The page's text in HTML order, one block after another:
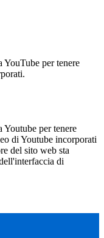
YouTube per tenere
Youtube per tenere
di Youtube incorporati
del sito web sta
di